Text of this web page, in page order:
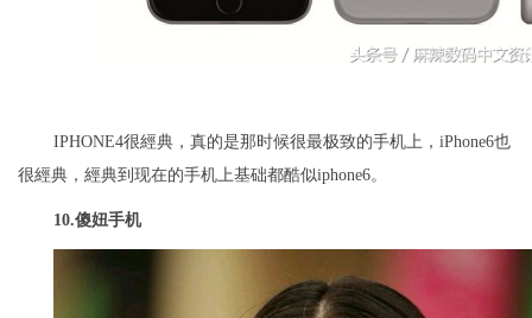
IPHONE4很經典，真的是那时候很最极致的手机上，iPhone6也
很經典，經典到现在的手机上基础都酷似iphone6。
10.傻妞手机